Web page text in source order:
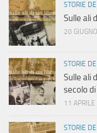
STORIE
Sulle ali
20
STORIE
Sulle ali
secolo di
11
STORIE